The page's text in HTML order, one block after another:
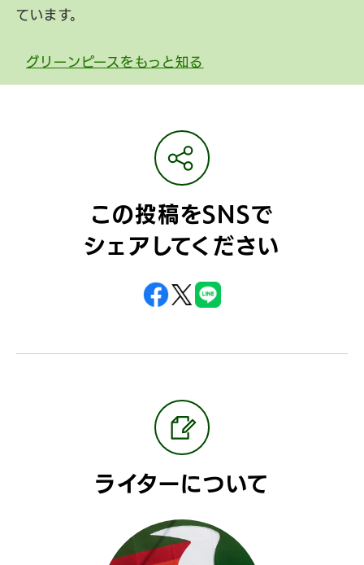
ています。
グリーンピースをもっと知る
この投稿をSNSで
シェアしてください
ライターについて